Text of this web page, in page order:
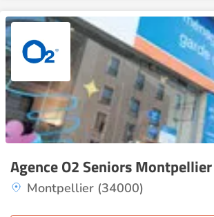
Agence O2 Seniors Montpellier
Montpellier (34000)